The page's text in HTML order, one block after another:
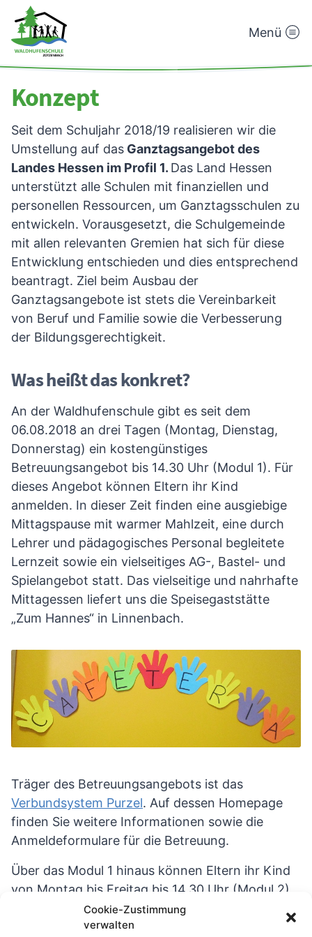
Cookie-Zustimmung
verwalten
Waldhufenschule
Menü
Konzept
Seit dem Schuljahr 2018/19 realisieren wir die
Umstellung auf das Ganztagsangebot des
Landes Hessen im Profil 1. Das Land Hessen
unterstützt alle Schulen mit finanziellen und
personellen Ressourcen, um Ganztagsschulen zu
entwickeln. Vorausgesetzt, die Schulgemeinde
mit allen relevanten Gremien hat sich für diese
Entwicklung entschieden und dies entsprechend
beantragt. Ziel beim Ausbau der
Ganztagsangebote ist stets die Vereinbarkeit
von Beruf und Familie sowie die Verbesserung
der Bildungsgerechtigkeit.
Was heißt das konkret?
An der Waldhufenschule gibt es seit dem
06.08.2018 an drei Tagen (Montag, Dienstag,
Donnerstag) ein kostengünstiges
Betreuungsangebot bis 14.30 Uhr (Modul 1). Für
dieses Angebot können Eltern ihr Kind
anmelden. In dieser Zeit finden eine ausgiebige
Mittagspause mit warmer Mahlzeit, eine durch
Lehrer und pädagogisches Personal begleitete
Lernzeit sowie ein vielseitiges AG-, Bastel- und
Spielangebot statt. Das vielseitige und nahrhafte
Mittagessen liefert uns die Speisegaststätte
„Zum Hannes“ in Linnenbach.
Träger des Betreuungsangebots ist das
Verbundsystem Purzel. Auf dessen Homepage
finden Sie weitere Informationen sowie die
Anmeldeformulare für die Betreuung.
Über das Modul 1 hinaus können Eltern ihr Kind
von Montag bis Freitag bis 14.30 Uhr (Modul 2)
oder bis 16 Uhr (Modul 3) betreuen lassen. Diese
Module schließen auch die Ferienbetreuung mit